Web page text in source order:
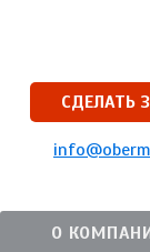
СДЕЛАТЬ
О